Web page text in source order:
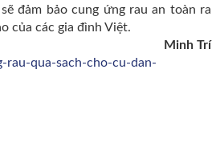
đảm bảo cung ứng rau an toàn ra
của các gia đình Việt.
Minh Trí
qua-sach-cho-cu-dan-